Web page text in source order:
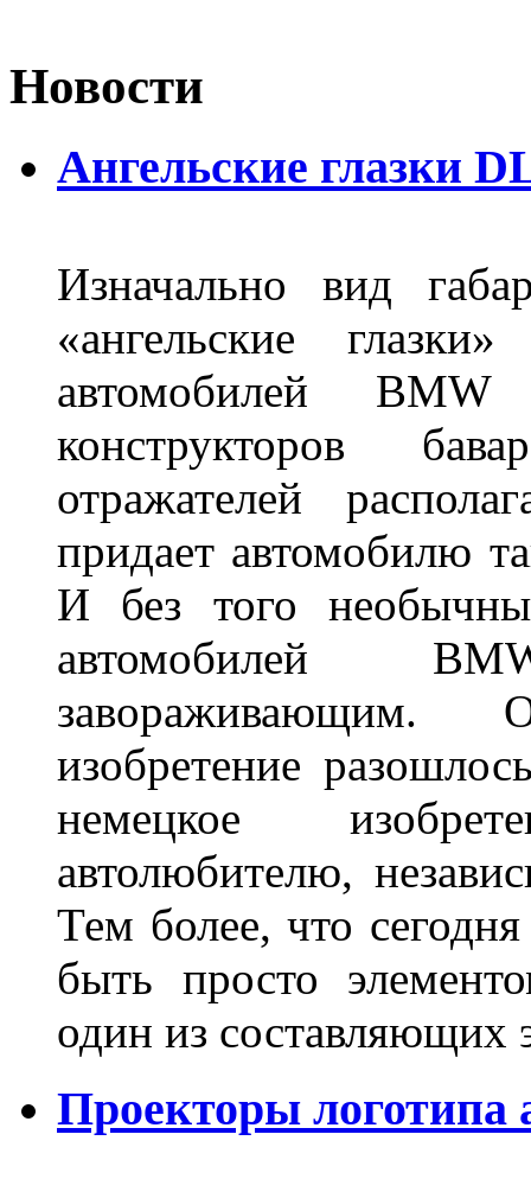
Новости
Ангельские глазки
Изначально вид
«ангельские
автомобилей
конструкторов
отражателей
придает автомобилю
И без того
автомобилей
завораживающим.
изобретение
немецкое
автолюбителю,
Тем более, что сегодня
быть просто
один из
Проекторы логотипа